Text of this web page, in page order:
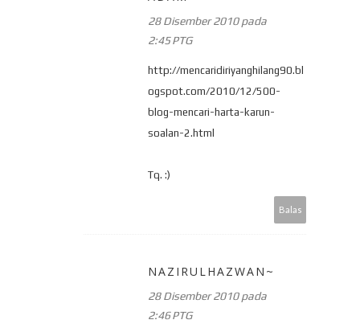
28 Disember 2010 pada
2:45 PTG
http://mencaridiriyanghilang90.bl
ogspot.com/2010/12/500-
blog-mencari-harta-karun-
soalan-2.html
Tq. :)
Balas
NAZIRULHAZWAN~
28 Disember 2010 pada
2:46 PTG